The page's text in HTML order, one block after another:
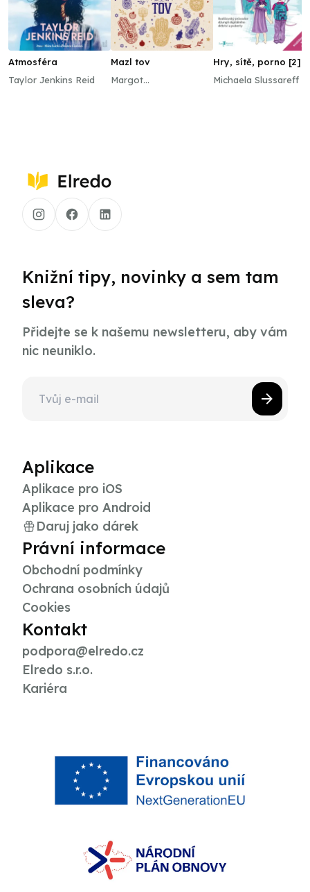
Atmosféra
Taylor Jenkins Reid
Mazl tov
Margot
Hry, sítě, porno [2]
Michaela Slussareff
Knižní tipy, novinky a sem tam
sleva?
Přidejte se k našemu newsletteru, aby vám
nic neuniklo.
Aplikace
Aplikace pro iOS
Aplikace pro Android
Daruj jako dárek
Právní informace
Obchodní podmínky
Ochrana osobních údajů
Cookies
Kontakt
podpora@elredo.cz
Elredo s.r.o.
Kariéra